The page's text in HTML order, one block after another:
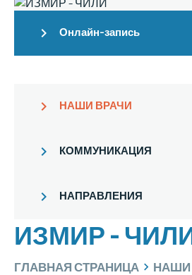
ИЗМИР -
ГЛАВНАЯ СТРАНИЦА НАШИ
Онлайн-запись
НАШИ ВРАЧИ
КОММУНИКАЦИЯ
НАПРАВЛЕНИЯ